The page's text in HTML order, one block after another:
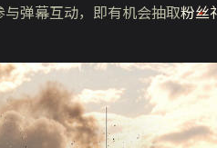
弹幕互动，即有机会抽取粉丝